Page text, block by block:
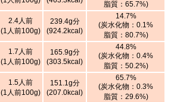
脂質：65.7%)
2.4人前
(1人前100g)
239.4g分
(924.2kcal)
14.7%
(炭水化物：0.1%
脂質：80.7%)
1.7人前
(1人前100g)
165.9g分
(303.5kcal)
44.8%
(炭水化物：0.4%
脂質：50.2%)
1.5人前
(1人前100g)
151.1g分
(207.0kcal)
65.7%
(炭水化物：0.3%
脂質：29.6%)